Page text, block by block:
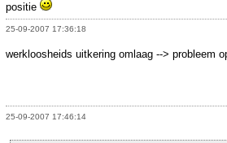
positie
25-09-2007 17:36:18
werkloosheids uitkering omlaag --> probleem
25-09-2007 17:46:14